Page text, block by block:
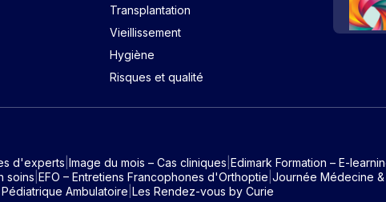
Transplantation
Vieillissement
Hygiène
Risques et qualité
d'experts Image du mois – Cas cliniques Edimark Formation – E-
soins EFO – Entretiens Francophones d'Orthoptie Journée Médecine
Ambulatoire Les Rendez-vous by Curie